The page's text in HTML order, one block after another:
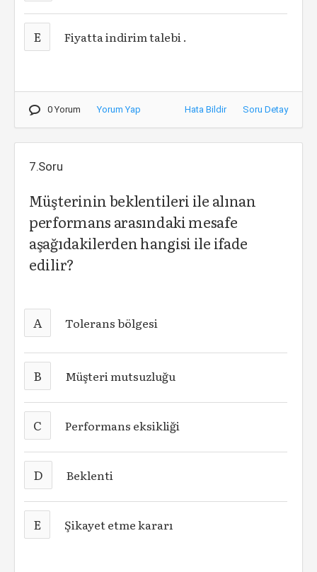
E Fiyatta indirim talebi .
0 Yorum Yorum Yap Hata Bildir Soru Detay
7.Soru
Müşterinin beklentileri ile alınan
performans arasındaki mesafe
aşağıdakilerden hangisi ile ifade
edilir?
A Tolerans bölgesi
B Müşteri mutsuzluğu
C Performans eksikliği
D Beklenti
E Şikayet etme kararı